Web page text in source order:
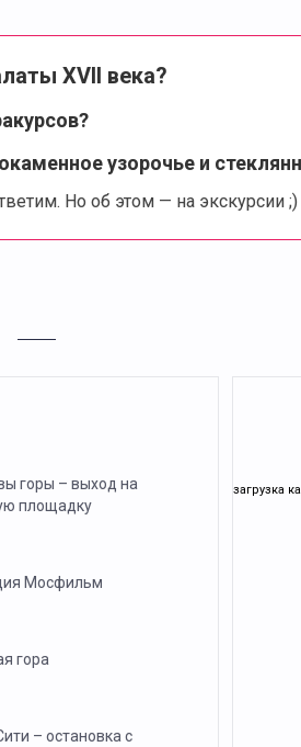
XVII века?
узорочье и
Но об этом — на экскурсии ;)
горы – выход на
площадку
Мосфильм
гора
– остановка с
загрузка